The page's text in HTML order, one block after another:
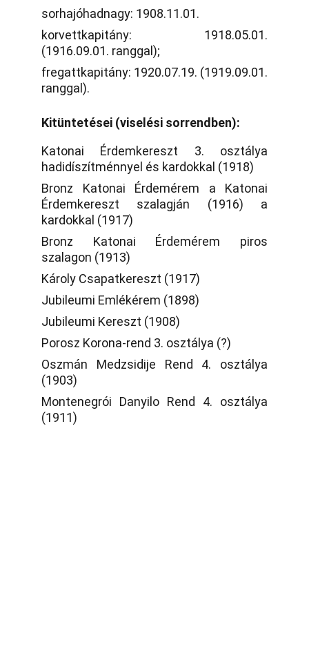
sorhajóhadnagy: 1908.11.01.
korvettkapitány: 1918.05.01.
(1916.09.01. ranggal);
fregattkapitány: 1920.07.19. (1919.09.01.
ranggal).
Kitüntetései (viselési sorrendben):
Katonai Érdemkereszt 3. osztálya
hadidíszítménnyel és kardokkal (1918)
Bronz Katonai Érdemérem a Katonai
Érdemkereszt szalagján (1916) a
kardokkal (1917)
Bronz Katonai Érdemérem piros
szalagon (1913)
Károly Csapatkereszt (1917)
Jubileumi Emlékérem (1898)
Jubileumi Kereszt (1908)
Porosz Korona-rend 3. osztálya (?)
Oszmán Medzsidije Rend 4. osztálya
(1903)
Montenegrói Danyilo Rend 4. osztálya
(1911)